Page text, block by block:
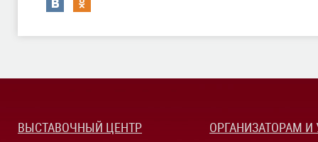
ВЫСТАВОЧНЫЙ ЦЕНТР ОРГАНИЗАТОРАМ